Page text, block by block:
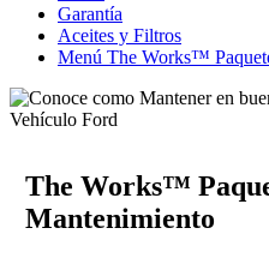
Garantía
Aceites y Filtros
Menú The Works™
The Works™
Mantenimiento